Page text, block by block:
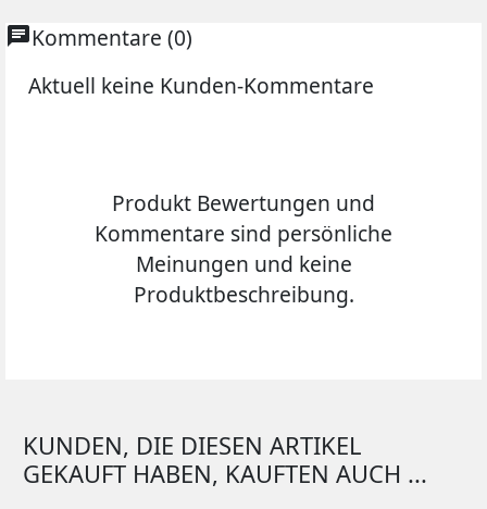
chatKommentare (0)
Aktuell keine Kunden-Kommentare
Produkt Bewertungen und
Kommentare sind persönliche
Meinungen und keine
Produktbeschreibung.
KUNDEN, DIE DIESEN ARTIKEL
GEKAUFT HABEN, KAUFTEN AUCH ...